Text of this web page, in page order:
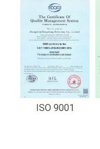
ISO 9001